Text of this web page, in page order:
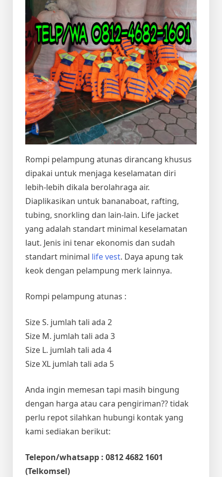
Rompi pelampung atunas dirancang khusus
dipakai untuk menjaga keselamatan diri
lebih-lebih dikala berolahraga air.
Diaplikasikan untuk bananaboat, rafting,
tubing, snorkling dan lain-lain. Life jacket
yang adalah standart minimal keselamatan
laut. Jenis ini tenar ekonomis dan sudah
standart minimal life vest. Daya apung tak
keok dengan pelampung merk lainnya.
Rompi pelampung atunas :
Size S. jumlah tali ada 2
Size M. jumlah tali ada 3
Size L. jumlah tali ada 4
Size XL jumlah tali ada 5
Anda ingin memesan tapi masih bingung
dengan harga atau cara pengiriman?? tidak
perlu repot silahkan hubungi kontak yang
kami sediakan berikut:
Telepon/whatsapp : 0812 4682 1601
(Telkomsel)